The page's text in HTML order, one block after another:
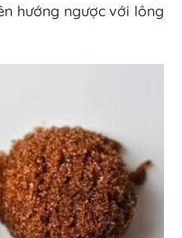
hướng ngược với lông